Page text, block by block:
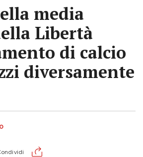
media
Libertà
di calcio
diversamente